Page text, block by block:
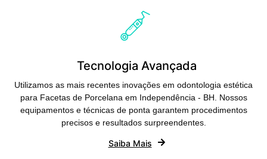
Tecnologia Avançada
Utilizamos as mais recentes inovações em odontologia estética
para Facetas de Porcelana em Independência - BH. Nossos
equipamentos e técnicas de ponta garantem procedimentos
precisos e resultados surpreendentes.
Saiba Mais